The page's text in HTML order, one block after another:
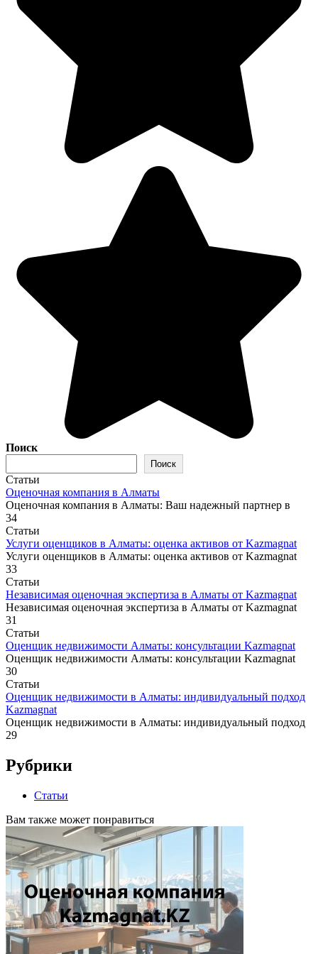
Поиск
Поиск
Статьи
Оценочная компания в Алматы
Оценочная компания в Алматы: Ваш надежный партнер в
34
Статьи
Услуги оценщиков в Алматы: оценка активов от Kazmagnat
Услуги оценщиков в Алматы: оценка активов от Kazmagnat
33
Статьи
Независимая оценочная экспертиза в Алматы от Kazmagnat
Независимая оценочная экспертиза в Алматы от Kazmagnat
31
Статьи
Оценщик недвижимости Алматы: консультации Kazmagnat
Оценщик недвижимости Алматы: консультации Kazmagnat
30
Статьи
Оценщик недвижимости в Алматы: индивидуальный подход
Kazmagnat
Оценщик недвижимости в Алматы: индивидуальный подход
29
Рубрики
Статьи
Вам также может понравиться